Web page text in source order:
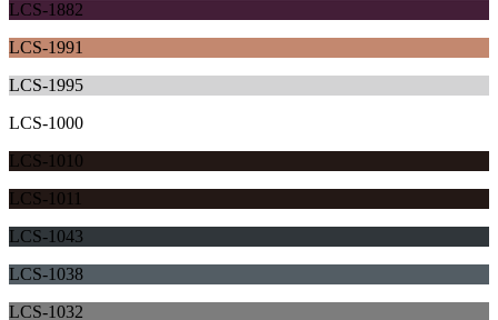
LCS-1882
LCS-1991
LCS-1995
LCS-1000
LCS-1010
LCS-1011
LCS-1043
LCS-1038
LCS-1032